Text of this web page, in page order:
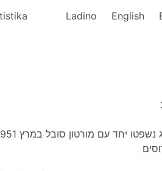
Ladino English